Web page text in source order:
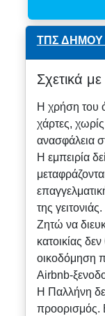
ΤΠΣ
Σχετικά
Η χρήση του
χάρτες,
ανασφάλεια
Η εμπειρία
της γειτονιάς.
Ζητώ να
κατοικίας
οικοδόμηση
Airbnb-
Η Παλλήνη
προορισμός.